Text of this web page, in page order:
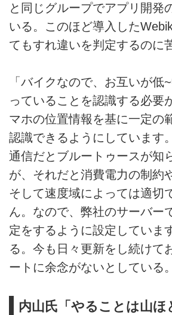
と同じグループでアプリ開発
いる。このほど導入した
てもすれ違いを判定するのに
「バイクなので、お互いが低
っていることを認識する必要
マホの位置情報を基に一定の
認識できるようにしています
通信だとブルートゥースが知
が、それだと消費電力の制約
そして速度域によっては適切
ん。なので、弊社のサーバー
定をするように設定していま
る。今も日々更新をし続けて
ートに余念がないとしている。
内山氏「やることは山ほ